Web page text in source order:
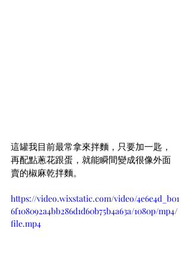
這罐我目前最常拿來拌麵，只要加一匙，
再配點蔥花跟蛋，就能瞬間變成很像外面
賣的椒麻乾拌麵。
https://video.wixstatic.com/video/4e6e4d_b01
6f108092a4bb286d1d60b75b4a63a/1080p/mp4/
file.mp4